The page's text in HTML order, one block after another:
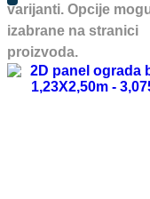
varijanti. Opcije
izabrane na stranici
proizvoda.